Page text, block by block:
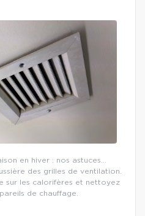
en hiver : nos astuces…
des grilles de ventilation.
sur les calorifères et nettoyez
de chauffage.